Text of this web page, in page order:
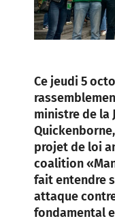
Ce jeudi 5
ministre de la
projet de loi
coalition
fait entendre
attaque
fondamental